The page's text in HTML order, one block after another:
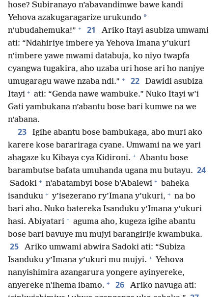
hose? Subiranayo n’abavandimwe bawe kandi
Yehova azakugaragarize urukundo *
n’ubudahemuka!” + 21
Ariko Itayi asubiza umwami
ati: “Ndahiriye imbere ya Yehova Imana y’ukuri
n’imbere yawe mwami databuja, ko niyo twapfa
cyangwa tugakira, aho uzaba uri hose ari ho nanjye
umugaragu wawe nzaba ndi.” + 22
Dawidi asubiza
Itayi + ati: “Genda nawe wambuke.” Nuko Itayi w’i
Gati yambukana n’abantu bose bari kumwe na we
n’abana.
23
Igihe abantu bose bambukaga, abo muri ako
karere kose barariraga cyane. Umwami na we yari
ahagaze ku Kibaya cya Kidironi. + Abantu bose
barambutse bafata umuhanda ugana mu butayu. 24
Sadoki + n’abatambyi bose b’Abalewi + baheka
isanduku + y’isezerano ry’Imana y’ukuri, + na bo
bari aho. Nuko batereka Isanduku y’Imana y’ukuri
hasi. Abiyatari + aguma aho, kugeza igihe abantu
bose bari bavuye mu mujyi barangirije kwambuka.
25
Ariko umwami abwira Sadoki ati: “Subiza
Isanduku y’Imana y’ukuri mu mujyi. + Yehova
nanyishimira azangarura yongere ayinyereke,
anyereke n’ihema ibamo. + 26
Ariko navuga ati: